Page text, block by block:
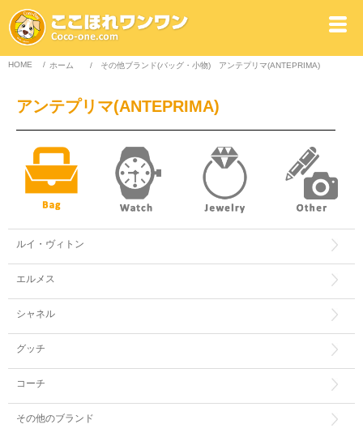
HOME / ホーム / その他ブランド(バッグ・小物) アンテプリマ(ANTEPRIMA)
アンテプリマ(ANTEPRIMA)
ルイ・ヴィトン
エルメス
シャネル
グッチ
コーチ
その他のブランド